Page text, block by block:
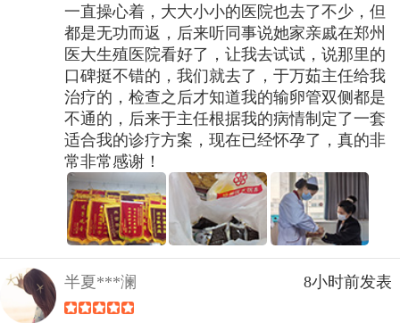
一直操心着，大大小小的医院也去了不少，但
都是无功而返，后来听同事说她家亲戚在郑州
医大生殖医院看好了，让我去试试，说那里的
口碑挺不错的，我们就去了，于万茹主任给我
治疗的，检查之后才知道我的输卵管双侧都是
不通的，后来于主任根据我的病情制定了一套
适合我的诊疗方案，现在已经怀孕了，真的非
常非常感谢！
半夏***澜 8小时前发表